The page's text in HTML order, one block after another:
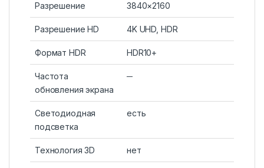
Разрешение 3840×2160
Разрешение HD 4K UHD, HDR
Формат HDR HDR10+
Частота
обновления экрана
─
Светодиодная
подсветка
есть
Технология 3D нет